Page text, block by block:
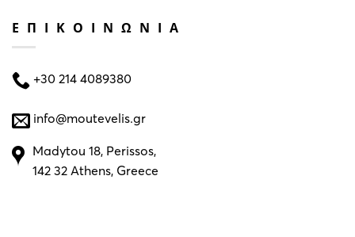
ΕΠΙΚΟΙΝΩΝΙΑ
+30 214 4089380
info@moutevelis.gr
Madytou 18, Perissos,
142 32 Athens, Greece